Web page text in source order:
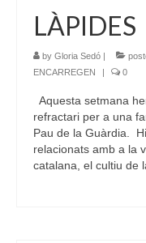
LÀPIDES
by Gloria Sedó |
ENCARREGEN
| 0
Aquesta setmana
refractari per a una
Pau de la Guàrdia.
relacionats amb a la
catalana, el cultiu de